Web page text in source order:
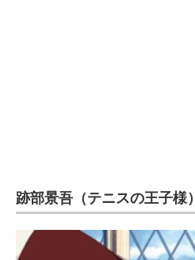
跡部景吾（テニスの王子様）